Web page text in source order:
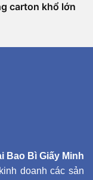
carton khổ lớn
Bao Bì Giấy Minh
doanh các sản